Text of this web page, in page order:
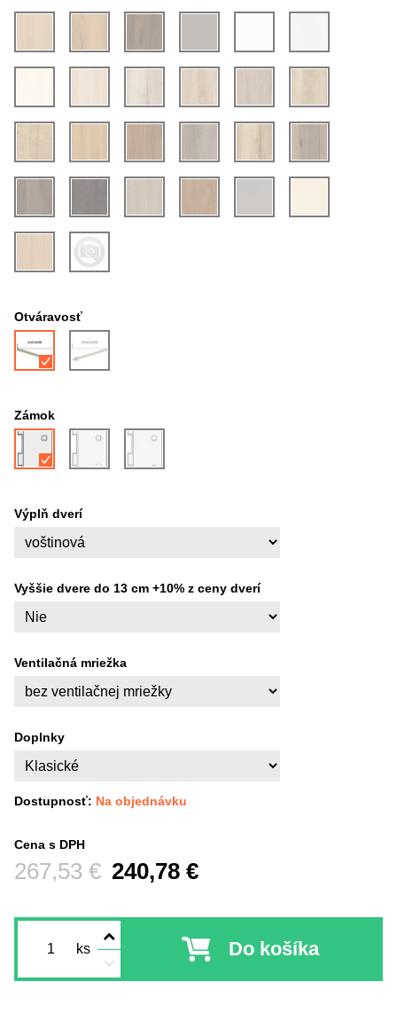
Otváravosť
Zámok
Výplň dverí
Vyššie dvere do 13 cm +10% z ceny dverí
Ventilačná mriežka
Doplnky
Dostupnosť: Na objednávku
Cena s DPH
240,78 €
Pred zľavou:
267,53 €
ks Do košíka